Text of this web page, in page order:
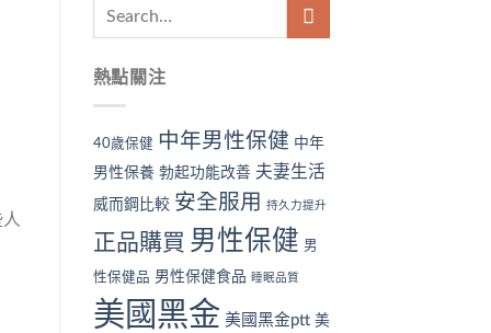
熱點關注
40歲保健 中年男性保健 中年
男性保養 勃起功能改善 夫妻生活
威而鋼比較 安全服用 持久力提升
正品購買 男性保健 男
性保健品 男性保健食品 睡眠品質
美國黑金 美國黑金ptt 美